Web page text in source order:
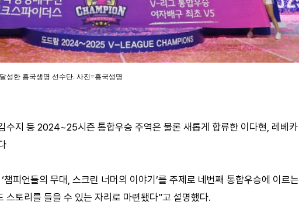
성한 흥국생명 선수단. 사진=흥국생명
수지 등 2024~25시즌 통합우승 주역은 물론 새롭게 합류한 이다현, 레베카
챔피언들의 무대, 스크린 너머의 이야기’를 주제로 네번째 통합우승에 이르는
스토리를 들을 수 있는 자리로 마련됐다”고 설명했다.